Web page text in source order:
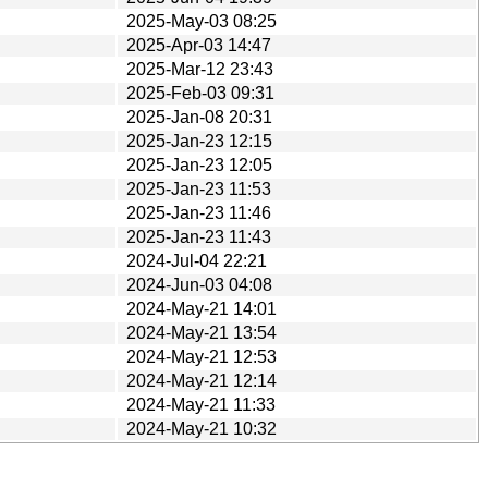
2025-May-03 08:25
2025-Apr-03 14:47
2025-Mar-12 23:43
2025-Feb-03 09:31
2025-Jan-08 20:31
2025-Jan-23 12:15
2025-Jan-23 12:05
2025-Jan-23 11:53
2025-Jan-23 11:46
2025-Jan-23 11:43
2024-Jul-04 22:21
2024-Jun-03 04:08
2024-May-21 14:01
2024-May-21 13:54
2024-May-21 12:53
2024-May-21 12:14
2024-May-21 11:33
2024-May-21 10:32